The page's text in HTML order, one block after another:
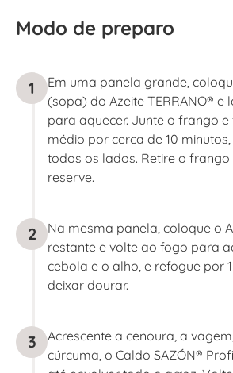
Modo de preparo
1
Em uma panela grande,
(sopa) do Azeite TERRANO® e
para aquecer. Junte o frango
médio por cerca de 10
todos os lados. Retire o
reserve.
2
Na mesma panela, coloque o
restante e volte ao fogo para
cebola e o alho, e refogue por
deixar dourar.
3
Acrescente a cenoura, a
cúrcuma, o Caldo SAZÓN®